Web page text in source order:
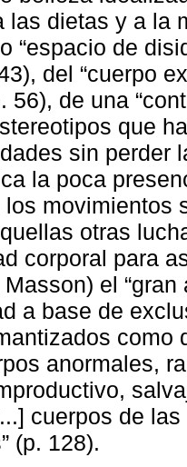
las dietas y a la
“espacio de
del “cuerpo
56), de una
que
sin perder
la poca
los movimientos
otras
corporal para
el
a base de
como
anormales,
cuerpos de
(p. 128).